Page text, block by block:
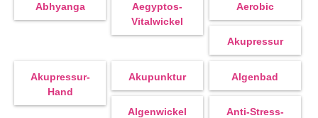
Abhyanga
Aegyptos-
Vitalwickel
Aerobic
Akupressur
Akupressur-
Hand
Akupunktur Algenbad
Algenwickel
Anti-Stress-